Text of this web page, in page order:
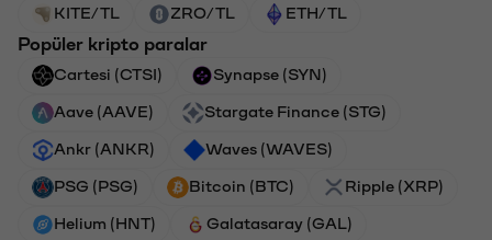
KITE/TL ZRO/TL ETH/TL
Popüler kripto paralar
Cartesi (CTSI) Synapse (SYN)
Aave (AAVE) Stargate Finance (STG)
Ankr (ANKR) Waves (WAVES)
PSG (PSG) Bitcoin (BTC) Ripple (XRP)
Helium (HNT) Galatasaray (GAL)